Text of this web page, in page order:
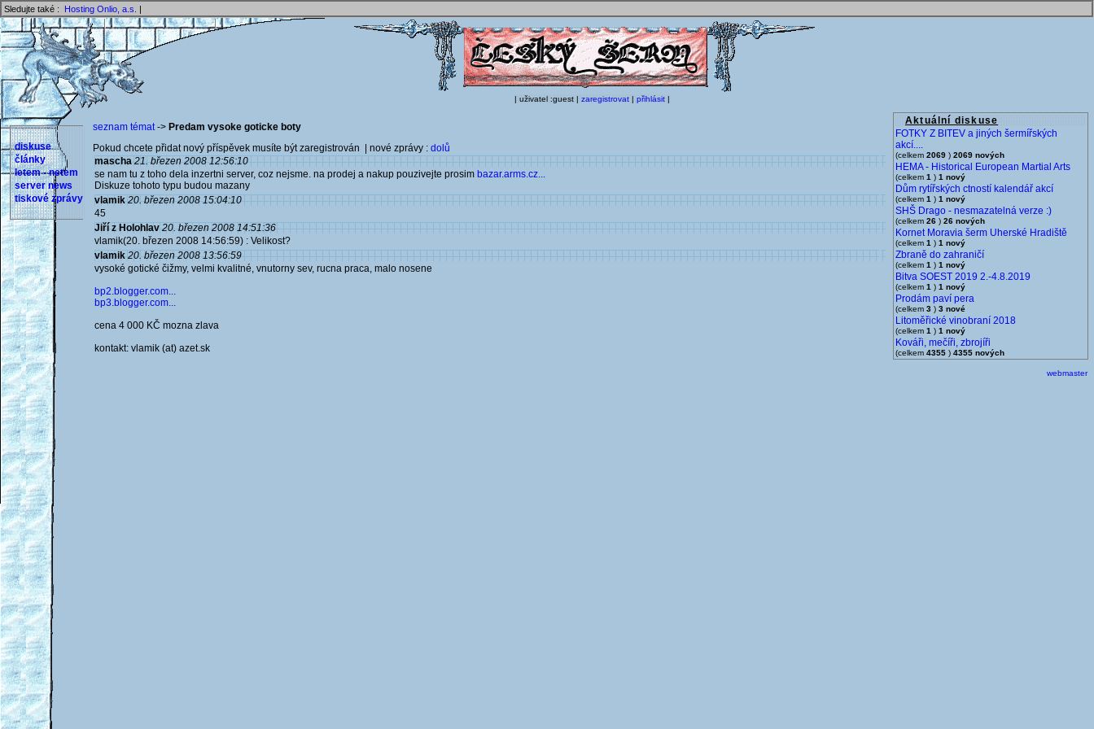
Sledujte také : Hosting Onlio, a.s. |
| uživatel :guest | zaregistrovat | přihlásit |
Aktuální diskuse
FOTKY Z BITEV a jiných šermířských
akcí....
(celkem 2069 ) 2069 nových
HEMA - Historical European Martial Arts
(celkem 1 ) 1 nový
Dům rytířských ctností kalendář akcí
(celkem 1 ) 1 nový
SHŠ Drago - nesmazatelná verze :)
(celkem 26 ) 26 nových
Kornet Moravia šerm Uherské Hradiště
(celkem 1 ) 1 nový
Zbraně do zahraničí
(celkem 1 ) 1 nový
Bitva SOEST 2019 2.-4.8.2019
(celkem 1 ) 1 nový
Prodám paví pera
(celkem 3 ) 3 nové
Litoměřické vinobraní 2018
(celkem 1 ) 1 nový
Kováři, mečíři, zbrojíři
(celkem 4355 ) 4355 nových
diskuse
články
letem - netem
server news
tiskové zprávy
seznam témat-> Predam vysoke goticke boty
Pokud chcete přidat nový příspěvek musíte být zaregistrován | nové zprávy : dolů
mascha 21. březen 2008 12:56:10
se nam tu z toho dela inzertni server, coz nejsme. na prodej a nakup pouzivejte prosim bazar.arms.cz...
Diskuze tohoto typu budou mazany
vlamik 20. březen 2008 15:04:10
45
Jiří z Holohlav 20. březen 2008 14:51:36
vlamik(20. březen 2008 14:56:59) : Velikost?
vlamik 20. březen 2008 13:56:59
vysoké gotické čižmy, velmi kvalitné, vnutorny sev, rucna praca, malo nosene
bp2.blogger.com...
bp3.blogger.com...
cena 4 000 KČ mozna zlava
kontakt: vlamik (at) azet.sk
webmaster